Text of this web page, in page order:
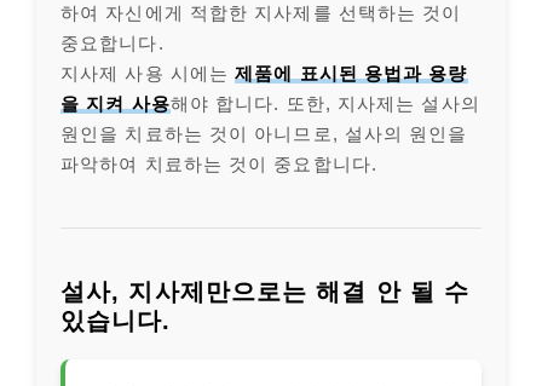
하여 자신에게 적합한 지사제를 선택하는 것이
중요합니다.
지사제 사용 시에는제품에 표시된 용법과 용량
을 지켜 사용해야 합니다. 또한, 지사제는 설사의
원인을 치료하는 것이 아니므로, 설사의 원인을
파악하여 치료하는 것이 중요합니다.
설사, 지사제만으로는 해결 안 될 수
있습니다.